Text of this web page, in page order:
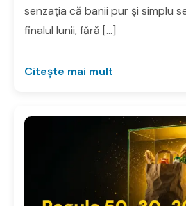
senzația că banii pur și simplu
finalul lunii, fără […]
Citește mai mult